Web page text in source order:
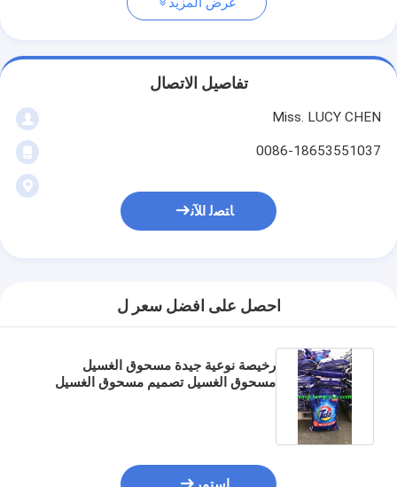
تفاصيل الاتصال
Miss. LUCY CHEN
0086-18653551037
ﺎﺘﺼﻟ ﺍﻶﻧ
احصل على افضل سعر ل
رخيصة نوعية جيدة مسحوق الغسيل
مسحوق الغسيل تصميم مسحوق الغسيل